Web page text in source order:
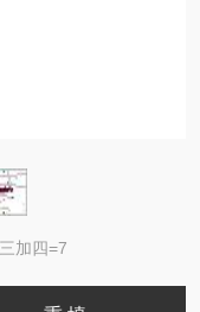
加四=7